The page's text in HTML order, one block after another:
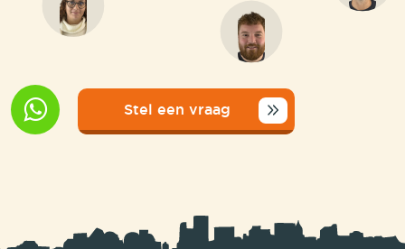
Stel een vraag